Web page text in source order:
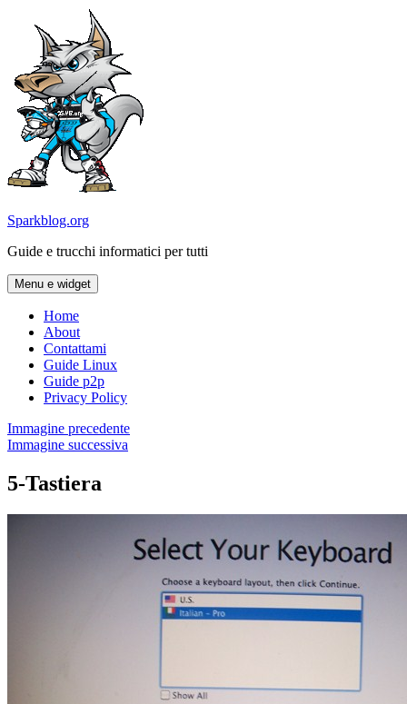
contenuto
Sparkblog.org
Guide e trucchi informatici per tutti
Menu e widget
Home
About
Contattami
Guide Linux
Guide p2p
Privacy Policy
Immagine precedente
Immagine successiva
5-Tastiera